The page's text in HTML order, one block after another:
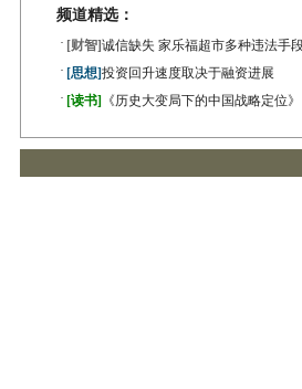
频道精选：
· [财智]诚信缺失 家乐福超市多种违法手
· [思想]投资回升速度取决于融资进展
· [读书] 《历史大变局下的中国战略定位》